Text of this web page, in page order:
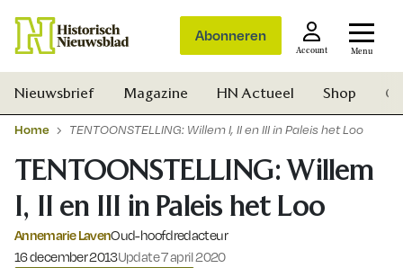
Abonneren
Account Menu
Nieuwsbrief Magazine HN Actueel Shop
Home TENTOONSTELLING: Willem I, II en III in Paleis het Loo
TENTOONSTELLING: Willem
I, II en III in Paleis het Loo
Annemarie LavenOud-hoofdredacteur
Gepubliceerd op:
16 december 2013Update 7 april 2020